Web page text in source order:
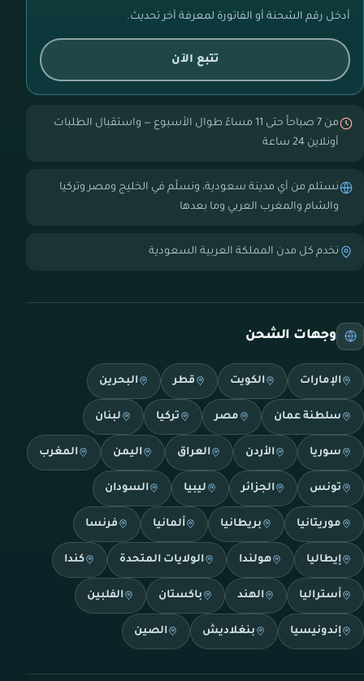
أدخل رقم الشحنة أو الفاتورة لمعرفة آخر تحديث.
تتبع الآن
من 7 صباحاً حتى 11 مساءً طوال الأسبوع — واستقبال الطلبات
أونلاين 24 ساعة
نستلم من أي مدينة سعودية، ونسلّم في الخليج ومصر وتركيا
والشام والمغرب العربي وما بعدها
نخدم كل مدن المملكة العربية السعودية
وجهات الشحن
الإمارات الكويت قطر البحرين
سلطنة عمان مصر تركيا لبنان
سوريا الأردن العراق اليمن المغرب
تونس الجزائر ليبيا السودان
موريتانيا بريطانيا ألمانيا فرنسا
إيطاليا هولندا الولايات المتحدة كندا
أستراليا الهند باكستان الفلبين
إندونيسيا بنغلاديش الصين